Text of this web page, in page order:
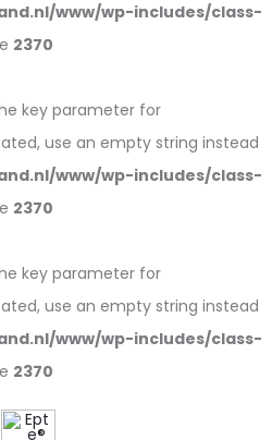
www/wp-includes/class-
2370
key parameter for
use an empty string instead
www/wp-includes/class-
2370
key parameter for
use an empty string instead
www/wp-includes/class-
2370